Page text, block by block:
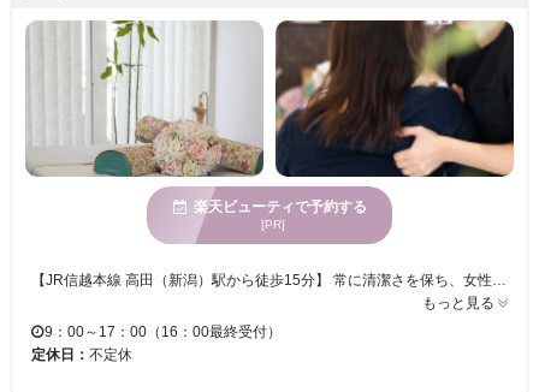
楽天ビューティで予約する
[PR]
もっと見る
9：00～17：00（16：00最終受付）
定休日： 不定休